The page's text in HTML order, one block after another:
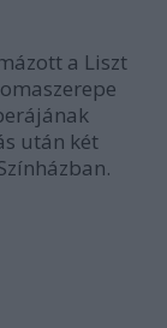
a Liszt
után két